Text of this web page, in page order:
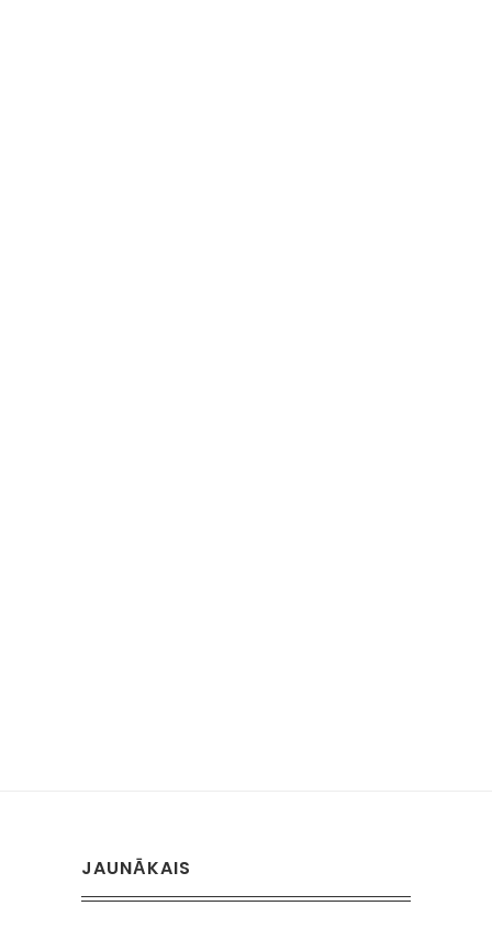
JAUNĀKAIS